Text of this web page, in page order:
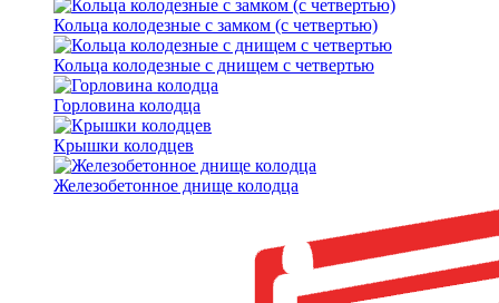
Кольца колодезные с замком (с четвертью)
Кольца колодезные с днищем с четвертью
Горловина колодца
Крышки колодцев
Железобетонное днище колодца